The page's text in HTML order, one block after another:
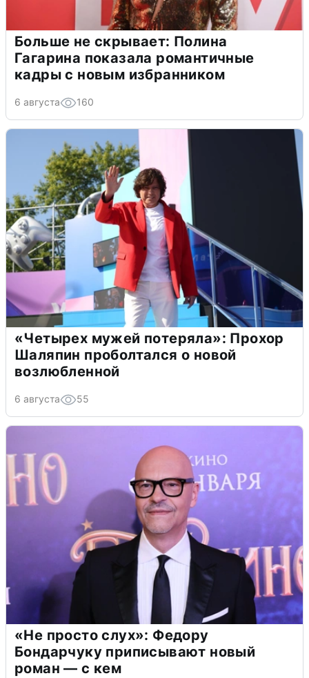
Больше не скрывает: Полина
Гагарина показала романтичные
кадры с новым избранником
6 августа 160
«Четырех мужей потеряла»: Прохор
Шаляпин проболтался о новой
возлюбленной
6 августа 55
«Не просто слух»: Федору
Бондарчуку приписывают новый
роман — с кем